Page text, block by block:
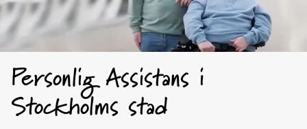
Personlig Assistans i
Stockholms stad